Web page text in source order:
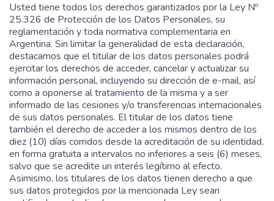
Usted tiene todos los derechos garantizados por la Ley Nº
25.326 de Protección de los Datos Personales, su
reglamentación y toda normativa complementaria en
Argentina. Sin limitar la generalidad de esta declaración,
destacamos que el titular de los datos personales podrá
ejercitar los derechos de acceder, cancelar y actualizar su
información personal, incluyendo su dirección de e-mail, así
como a oponerse al tratamiento de la misma y a ser
informado de las cesiones y/o transferencias internacionales
de sus datos personales. El titular de los datos tiene
también el derecho de acceder a los mismos dentro de los
diez (10) días corridos desde la acreditación de su identidad,
en forma gratuita a intervalos no inferiores a seis (6) meses,
salvo que se acredite un interés legítimo al efecto.
Asimismo, los titulares de los datos tienen derecho a que
sus datos protegidos por la mencionada Ley sean